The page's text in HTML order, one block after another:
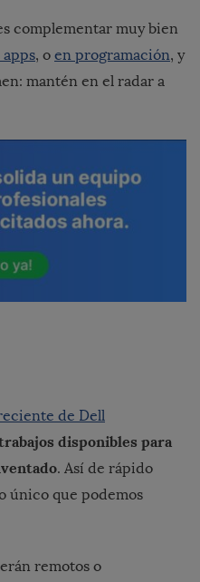
complementar muy bien
, o en programación, y
mantén en el radar a
de Dell
disponibles para
. Así de rápido
único que podemos
remotos o